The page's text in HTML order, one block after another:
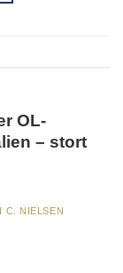
OL-
– stort
C. NIELSEN